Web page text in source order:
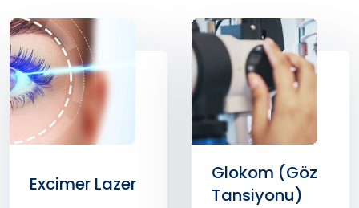
Excimer Lazer
Glokom (Göz
Tansiyonu)